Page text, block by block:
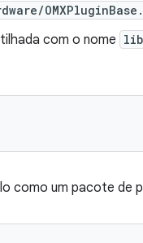
com o nome
como um pacote de